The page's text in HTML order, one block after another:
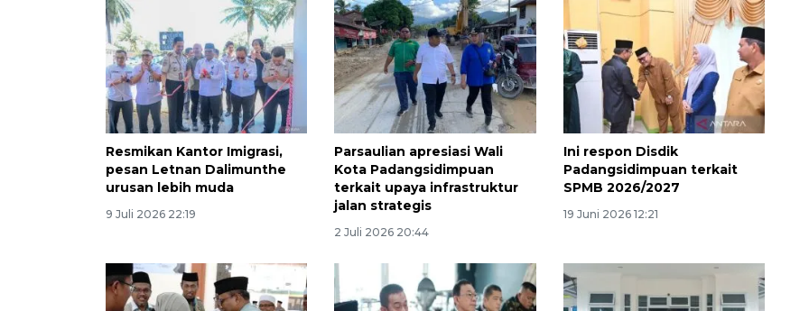
Resmikan Kantor Imigrasi,
pesan Letnan Dalimunthe
urusan lebih muda
9 Juli 2026 22:19
Parsaulian apresiasi Wali
Kota Padangsidimpuan
terkait upaya infrastruktur
jalan strategis
2 Juli 2026 20:44
Ini respon Disdik
Padangsidimpuan terkait
SPMB 2026/2027
19 Juni 2026 12:21
2026 sambangi Papua
2026-08-06 13:15:00